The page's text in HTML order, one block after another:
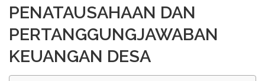
PENATAUSAHAAN DAN
PERTANGGUNGJAWABAN
KEUANGAN DESA